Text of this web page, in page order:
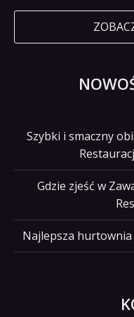
Szybki i smaczny
Gdzie zjeść w
Najlepsza